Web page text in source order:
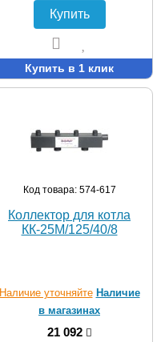
Купить
Купить в 1 клик
Код товара: 574-617
Коллектор для котла
КК-25M/125/40/8
Наличие уточняйте Наличие
в магазинах
21 092